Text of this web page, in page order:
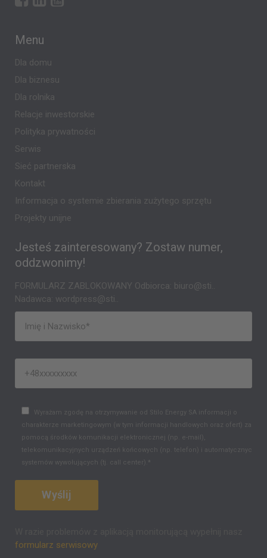
Menu
Dla domu
Dla biznesu
Dla rolnika
Relacje inwestorskie
Polityka prywatności
Serwis
Sieć partnerska
Kontakt
Informacja o systemie zbierania zużytego sprzętu
Projekty unijne
Jesteś zainteresowany? Zostaw numer,
oddzwonimy!
FORMULARZ ZABLOKOWANY Odbiorca: biuro@sti..
Nadawca: wordpress@sti..
Wyrażam zgodę na otrzymywanie od Stilo Energy SA informacji o
charakterze marketingowym (w tym informacji handlowych oraz ofert) za
pomocą środków komunikacji elektronicznej (np. e-mail),
telekomunikacyjnych urządzeń końcowych (np. telefon) i automatycznych
systemów wywołujących (tj. call center).*
formularz serwisowy